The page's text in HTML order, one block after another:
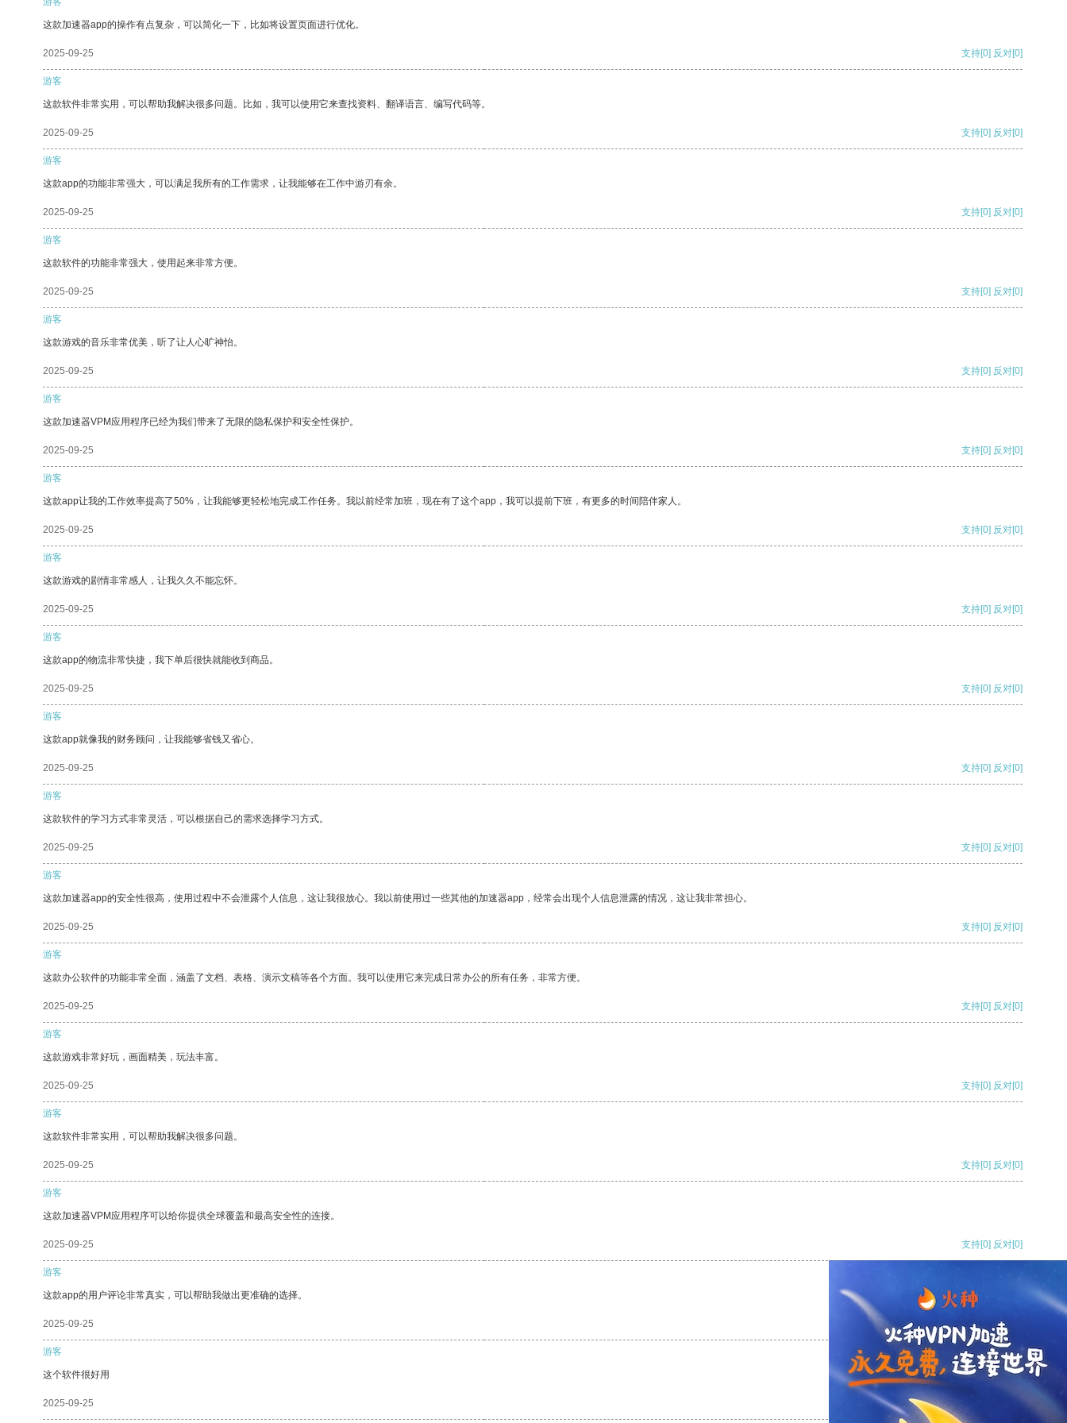
这款加速器app的操作有点复杂，可以简化一下，比如将设置页面进行优化。
2025-09-25 支持[0] 反对[0]
游客
这款软件非常实用，可以帮助我解决很多问题。比如，我可以使用它来查找资料、翻译语言、编写代码等。
2025-09-25 支持[0] 反对[0]
游客
这款app的功能非常强大，可以满足我所有的工作需求，让我能够在工作中游刃有余。
2025-09-25 支持[0] 反对[0]
游客
这款软件的功能非常强大，使用起来非常方便。
2025-09-25 支持[0] 反对[0]
游客
这款游戏的音乐非常优美，听了让人心旷神怡。
2025-09-25 支持[0] 反对[0]
游客
这款加速器VPM应用程序已经为我们带来了无限的隐私保护和安全性保护。
2025-09-25 支持[0] 反对[0]
游客
这款app让我的工作效率提高了50%，让我能够更轻松地完成工作任务。我以前经常加班，现在有了这个app，我可以提前下班，有更多的时间陪伴家人。
2025-09-25 支持[0] 反对[0]
游客
这款游戏的剧情非常感人，让我久久不能忘怀。
2025-09-25 支持[0] 反对[0]
游客
这款app的物流非常快捷，我下单后很快就能收到商品。
2025-09-25 支持[0] 反对[0]
游客
这款app就像我的财务顾问，让我能够省钱又省心。
2025-09-25 支持[0] 反对[0]
游客
这款软件的学习方式非常灵活，可以根据自己的需求选择学习方式。
2025-09-25 支持[0] 反对[0]
游客
这款加速器app的安全性很高，使用过程中不会泄露个人信息，这让我很放心。我以前使用过一些其他的加速器app，经常会出现个人信息泄露的情况，这让我非常担心。
2025-09-25 支持[0] 反对[0]
游客
这款办公软件的功能非常全面，涵盖了文档、表格、演示文稿等各个方面。我可以使用它来完成日常办公的所有任务，非常方便。
2025-09-25 支持[0] 反对[0]
游客
这款游戏非常好玩，画面精美，玩法丰富。
2025-09-25 支持[0] 反对[0]
游客
这款软件非常实用，可以帮助我解决很多问题。
2025-09-25 支持[0] 反对[0]
游客
这款加速器VPM应用程序可以给你提供全球覆盖和最高安全性的连接。
2025-09-25 支持[0] 反对[0]
游客
这款app的用户评论非常真实，可以帮助我做出更准确的选择。
2025-09-25 支持 反对
游客
这个软件很好用
2025-09-25 [0]